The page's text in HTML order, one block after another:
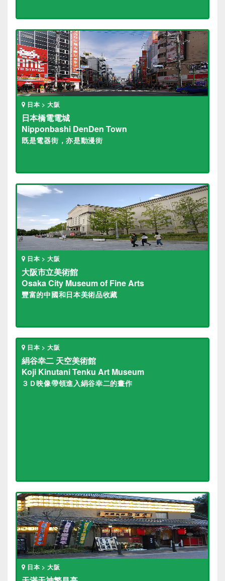
日本 > 大阪
日本橋電電城
Nipponbashi DenDen Town
既是電器街，亦是動漫街
日本 > 大阪
大阪市立美術館
Osaka City Museum of Fine Arts
豐富的中國和日本美術品收藏
日本 > 大阪
絹谷幸二 天空美術館
Koji Kinutani Tenku Art Museum
３Ｄ映像帶領進入絹谷幸二的畫作
日本 > 大阪